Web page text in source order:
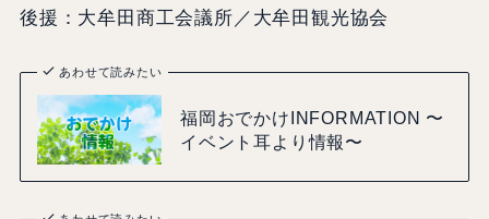
後援：大牟田商工会議所／大牟田観光協会
あわせて読みたい
福岡おでかけINFORMATION 〜
イベント耳より情報〜